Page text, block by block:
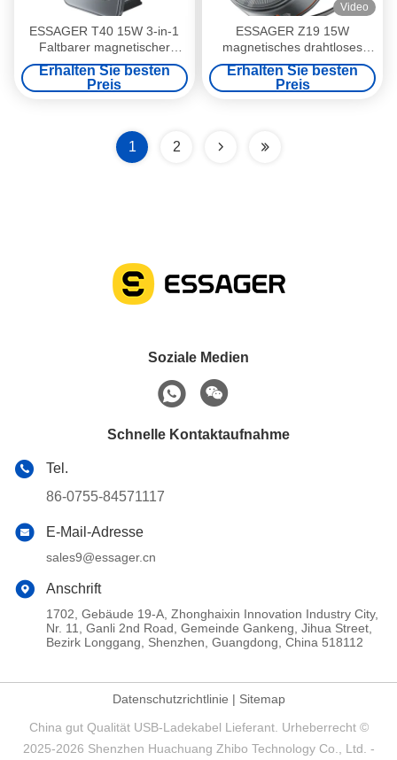
ESSAGER T40 15W 3-in-1
Faltbarer magnetischer
kabelloser Ladeständer
Erhalten Sie besten
Preis
Video
ESSAGER Z19 15W
magnetisches drahtloses
Ladegerät mit einziehbarem
Kabel
Erhalten Sie besten
Preis
1 2
Soziale Medien
Schnelle Kontaktaufnahme
Tel.
86-0755-84571117
E-Mail-Adresse
sales9@essager.cn
Anschrift
1702, Gebäude 19-A, Zhonghaixin Innovation Industry City,
Nr. 11, Ganli 2nd Road, Gemeinde Gankeng, Jihua Street,
Bezirk Longgang, Shenzhen, Guangdong, China 518112
Datenschutzrichtlinie | Sitemap
China gut Qualität USB-Ladekabel Lieferant. Urheberrecht ©
2025-2026 Shenzhen Huachuang Zhibo Technology Co., Ltd. -